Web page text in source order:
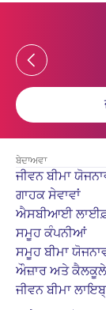
Previous
ਬੇਦਾਅਵਾ
ਜੀਵਨ ਬੀਮਾ
ਗਾਹਕ ਸੇਵਾਵਾਂ
ਐਸਬੀਆਈ
ਸਮੂਹ ਕੰਪਨੀਆਂ
ਸਮੂਹ ਬੀਮਾ
ਔਜ਼ਾਰ ਅਤੇ
ਜੀਵਨ ਬੀਮਾ